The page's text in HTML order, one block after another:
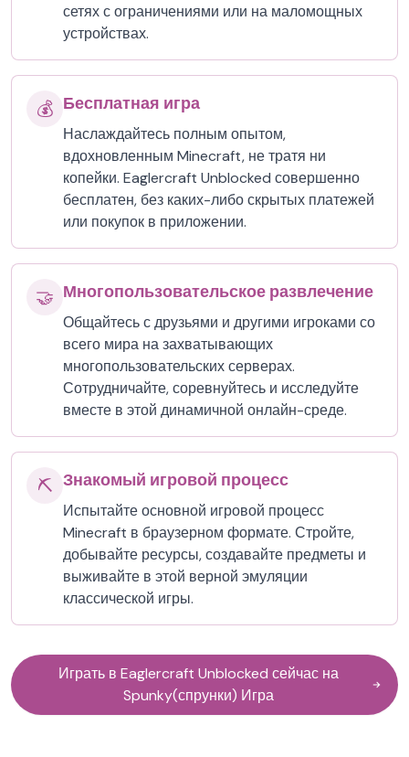
сетях с ограничениями или на маломощных
устройствах.
💰 Бесплатная игра
Наслаждайтесь полным опытом,
вдохновленным Minecraft, не тратя ни
копейки. Eaglercraft Unblocked совершенно
бесплатен, без каких-либо скрытых платежей
или покупок в приложении.
🤝 Многопользовательское развлечение
Общайтесь с друзьями и другими игроками со
всего мира на захватывающих
многопользовательских серверах.
Сотрудничайте, соревнуйтесь и исследуйте
вместе в этой динамичной онлайн-среде.
⛏️ Знакомый игровой процесс
Испытайте основной игровой процесс
Minecraft в браузерном формате. Стройте,
добывайте ресурсы, создавайте предметы и
выживайте в этой верной эмуляции
классической игры.
Играть в Eaglercraft Unblocked сейчас на
Spunky(спрунки) Игра